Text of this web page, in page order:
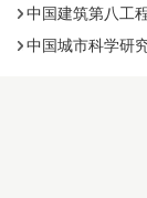
中国建筑第八工
中国城市科学研